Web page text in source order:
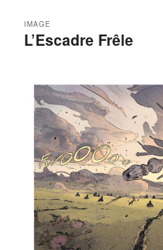
L’Escadre Frêle
IMAGE